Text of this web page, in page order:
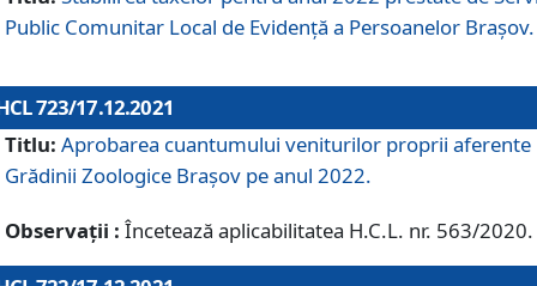
Public Comunitar Local de Evidență a Persoanelor Braşov.
723/17.12.2021
Titlu: Aprobarea cuantumului veniturilor proprii aferente
Grădinii Zoologice Braşov pe anul 2022.
Observații : Încetează aplicabilitatea H.C.L. nr. 563/2020.